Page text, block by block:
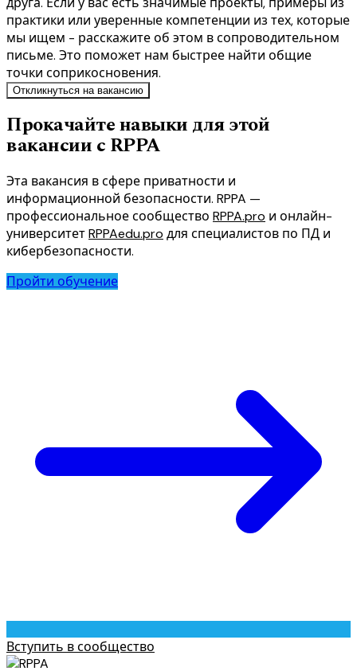
практики или уверенные компетенции из тех, которые
мы ищем - расскажите об этом в сопроводительном
письме. Это поможет нам быстрее найти общие
точки соприкосновения.
Откликнуться на вакансию
Прокачайте навыки для этой
вакансии с RPPA
Эта вакансия в сфере приватности и
информационной безопасности. RPPA —
профессиональное сообщество RPPA.pro и онлайн-
университетRPPAedu.pro для специалистов по ПД и
кибербезопасности.
Пройти обучение
Вступить в сообщество